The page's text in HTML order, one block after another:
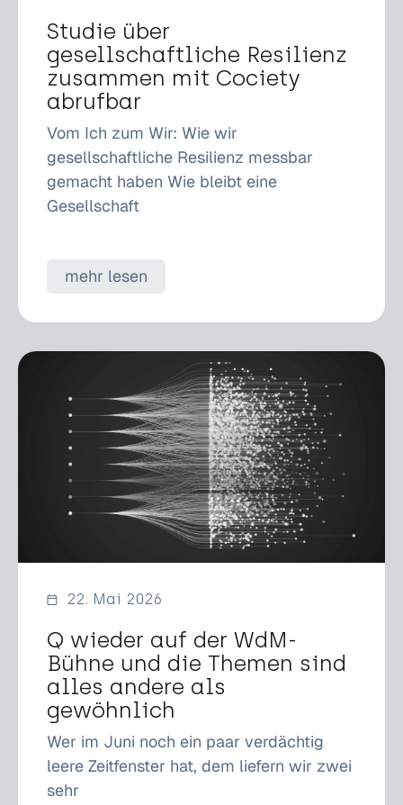
Studie über
gesellschaftliche Resilienz
zusammen mit Cociety
abrufbar
Vom Ich zum Wir: Wie wir
gesellschaftliche Resilienz messbar
gemacht haben Wie bleibt eine
Gesellschaft
mehr lesen
22. Mai 2026
Q wieder auf der WdM-
Bühne und die Themen sind
alles andere als
gewöhnlich
Wer im Juni noch ein paar verdächtig
leere Zeitfenster hat, dem liefern wir zwei
sehr